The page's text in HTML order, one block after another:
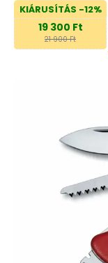
KIÁRUSÍTÁS -12%
19 300 Ft
21 900 Ft